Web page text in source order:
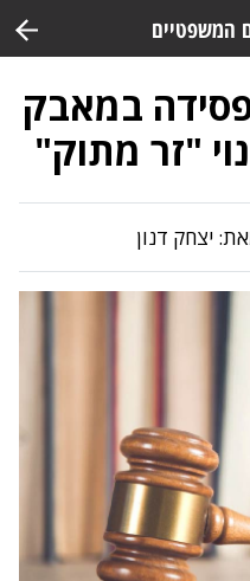
המשפטיים
במאבק
"זר מתוק"
יצחק דנון